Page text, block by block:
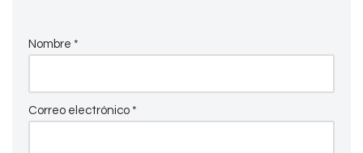
Nombre *
Correo electrónico *